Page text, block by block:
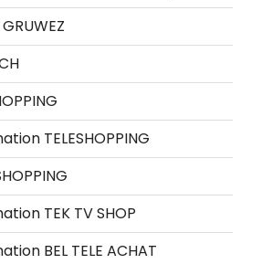
TELESHOPPING
TEK TV SHOP
BEL TELE ACHAT